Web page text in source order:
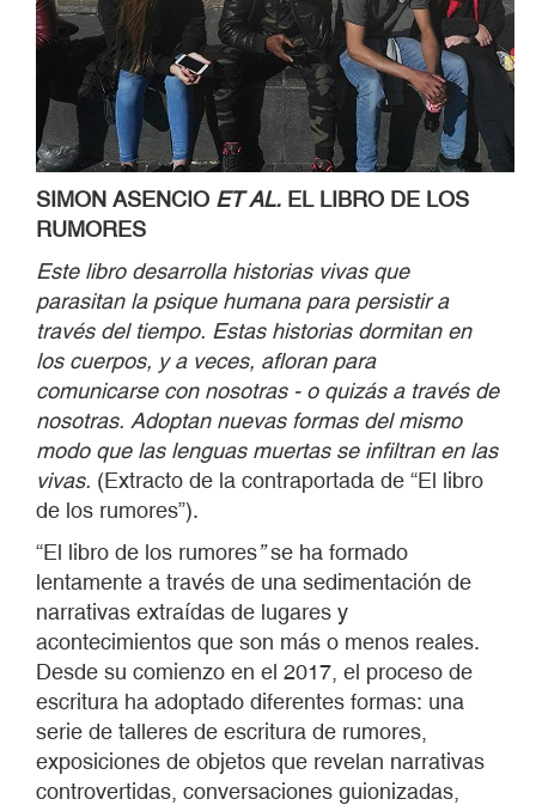
SIMON ASENCIO ET AL. EL LIBRO DE LOS
RUMORES
Este libro desarrolla historias vivas que
parasitan la psique humana para persistir a
través del tiempo. Estas historias dormitan en
los cuerpos, y a veces, afloran para
comunicarse con nosotras - o quizás a través de
nosotras. Adoptan nuevas formas del mismo
modo que las lenguas muertas se infiltran en las
vivas. (Extracto de la contraportada de “El libro
de los rumores”).
“El libro de los rumores”se ha formado
lentamente a través de una sedimentación de
narrativas extraídas de lugares y
acontecimientos que son más o menos reales.
Desde su comienzo en el 2017, el proceso de
escritura ha adoptado diferentes formas: una
serie de talleres de escritura de rumores,
exposiciones de objetos que revelan narrativas
controvertidas, conversaciones guionizadas,